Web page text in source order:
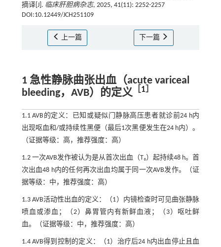
摘译[J]. 临床肝胆病杂志, 2025, 41(11): 2252-2257
DOI:10.12449/JCH251109
上一篇 下一篇
1 急性静脉曲张出血（acute variceal
bleeding，AVB）的定义 ［1］
1.1 AVB的定义：已知或疑似门静脉高压患者就诊前24 h内
出现呕血和/或持续性黑便（最后1次黑便发生在24 h内）。
（证据等级：高，推荐强度：高）
1.2 一次AVB发作被认为是从首次出血（T₀）起持续48 h。首
次出血48 h内的任何再次出血均属于同一次AVB发作。（证
据等级：中，推荐强度：高）
1.3 AVB活动性出血的定义：（1）内镜检查时可见曲张静脉
喷血或渗血；（2）鼻胃管内有新鲜血液；（3）呕吐鲜
血。（证据等级：中，推荐强度：高）
1.4 AVB得到控制的定义：（1）治疗后24 h内出血停止且血